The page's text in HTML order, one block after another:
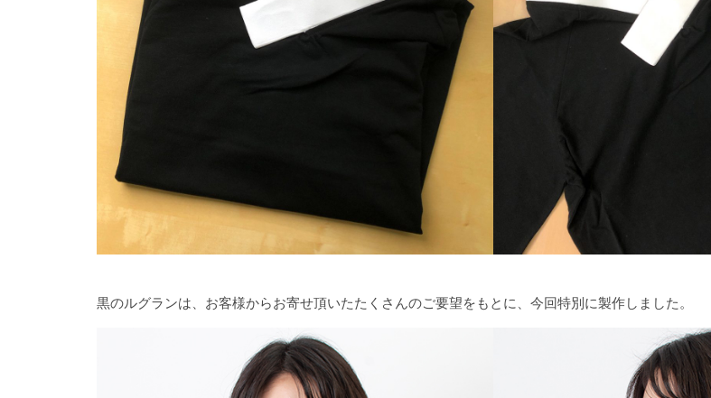
黒のルグランは、お客様からお寄せ頂いたたくさんのご要望をもとに、今回特別に製作しました。